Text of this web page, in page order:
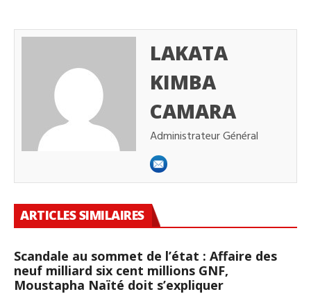
LAKATA
KIMBA
CAMARA
Administrateur Général
ARTICLES SIMILAIRES
Scandale au sommet de l’état : Affaire des
neuf milliard six cent millions GNF,
Moustapha Naïté doit s’expliquer